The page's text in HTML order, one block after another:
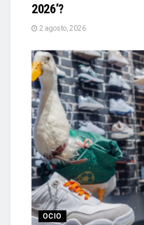
2026’?
2 agosto, 2026
OCIO